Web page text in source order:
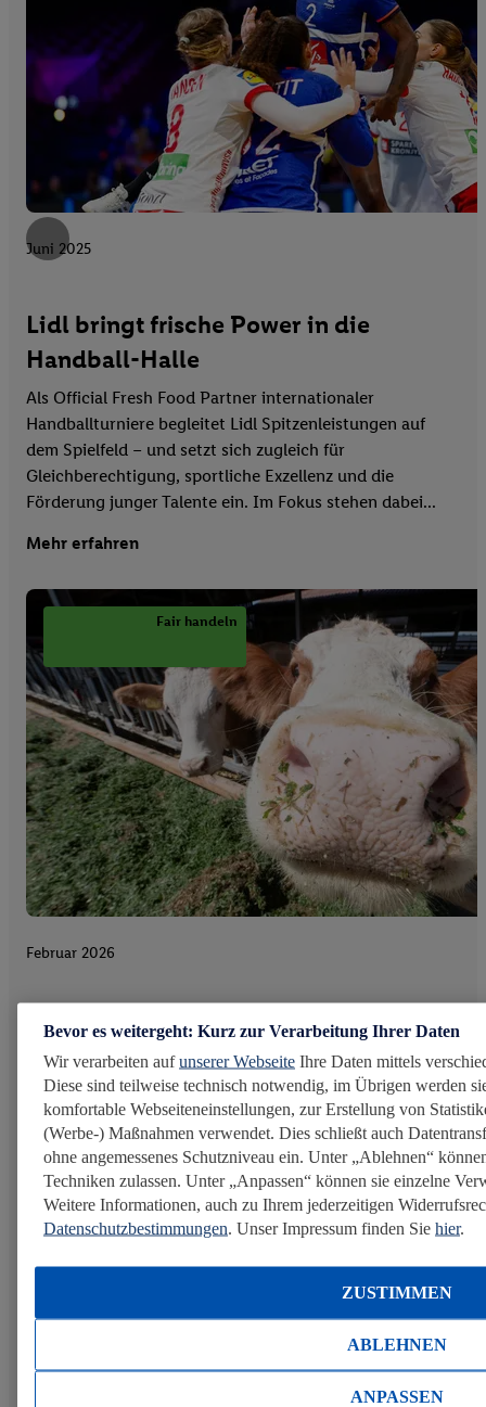
Juni 2025
Lidl bringt frische Power in die
Handball-Halle
Als Official Fresh Food Partner internationaler
Handballturniere begleitet Lidl Spitzenleistungen auf
dem Spielfeld – und setzt sich zugleich für
Gleichberechtigung, sportliche Exzellenz und die
Förderung junger Talente ein. Im Fokus stehen dabei...
Mehr erfahren
Fair handeln
Februar 2026
Verantwortung beginnt im Stall
Viele Menschen legen Wert auf mehr Tierwohl beim
Einkauf. Lidl Österreich geht voran und zeigt, dass
höhere Standards in der Nutztierhaltung nicht nur
möglich sind, sondern einen echten Unterschied für Tiere
machen.
Mehr erfahren
Bevor es weitergeht: Kurz zur Verarbeitung Ihrer Daten
Wir verarbeiten aufunserer Webseite Ihre Daten mittels
Diese sind teilweise technisch notwendig, im Übrigen werden
komfortable Webseiteneinstellungen, zur Erstellung von
(Werbe-) Maßnahmen verwendet. Dies schließt auch
ohne angemessenes Schutzniveau ein. Unter „Ablehnen“
Techniken zulassen. Unter „Anpassen“ können sie einzelne
Weitere Informationen, auch zu Ihrem jederzeitigen
Datenschutzbestimmungen . Unser Impressum finden Sie hier.
ABLEHNEN
ZUSTIMMEN
ANPASSEN